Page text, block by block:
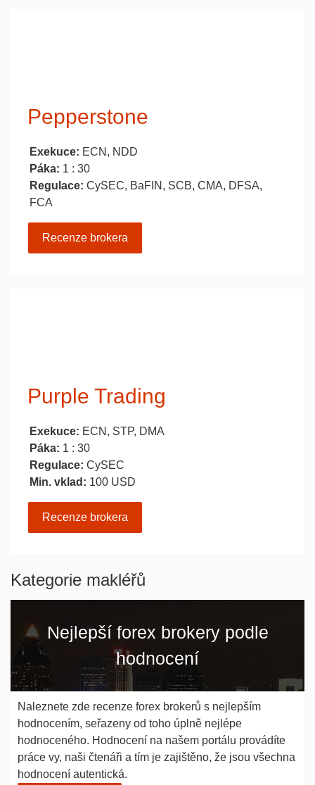
Pepperstone
Exekuce: ECN, NDD
Páka: 1 : 30
Regulace: CySEC, BaFIN, SCB, CMA, DFSA,
FCA
Recenze brokera
Purple Trading
Exekuce: ECN, STP, DMA
Páka: 1 : 30
Regulace: CySEC
Min. vklad: 100 USD
Recenze brokera
Kategorie makléřů
Nejlepší forex brokery podle
hodnocení
Naleznete zde recenze forex brokerů s nejlepším
hodnocením, seřazeny od toho úplně nejlépe
hodnoceného. Hodnocení na našem portálu provádíte
práce vy, naši čtenáři a tím je zajištěno, že jsou všechna
hodnocení autentická.